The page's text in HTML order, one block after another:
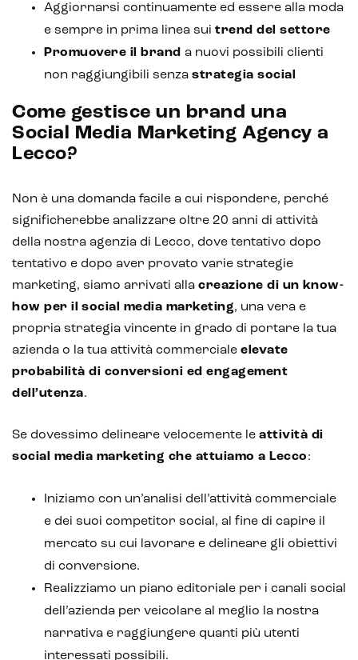
Aggiornarsi continuamente ed essere alla moda
e sempre in prima linea sui trend del settore
Promuovere il brand a nuovi possibili clienti
non raggiungibili senza strategia social
Come gestisce un brand una
Social Media Marketing Agency a
Lecco?
Non è una domanda facile a cui rispondere, perché
significherebbe analizzare oltre 20 anni di attività
della nostra agenzia di Lecco, dove tentativo dopo
tentativo e dopo aver provato varie strategie
marketing, siamo arrivati alla creazione di un know-
how per il
social media marketing, una vera e
propria strategia vincente in grado di portare la tua
azienda o la tua attività commerciale elevate
probabilità di conversioni ed engagement
dell’utenza.
Se dovessimo delineare velocemente le attività di
social media marketing che attuiamo a Lecco:
Iniziamo con un’analisi dell’attività commerciale
e dei suoi competitor social, al fine di capire il
mercato su cui lavorare e delineare gli obiettivi
di conversione.
Realizziamo un piano editoriale per i canali social
dell’azienda per veicolare al meglio la nostra
narrativa e raggiungere quanti più utenti
interessati possibili.